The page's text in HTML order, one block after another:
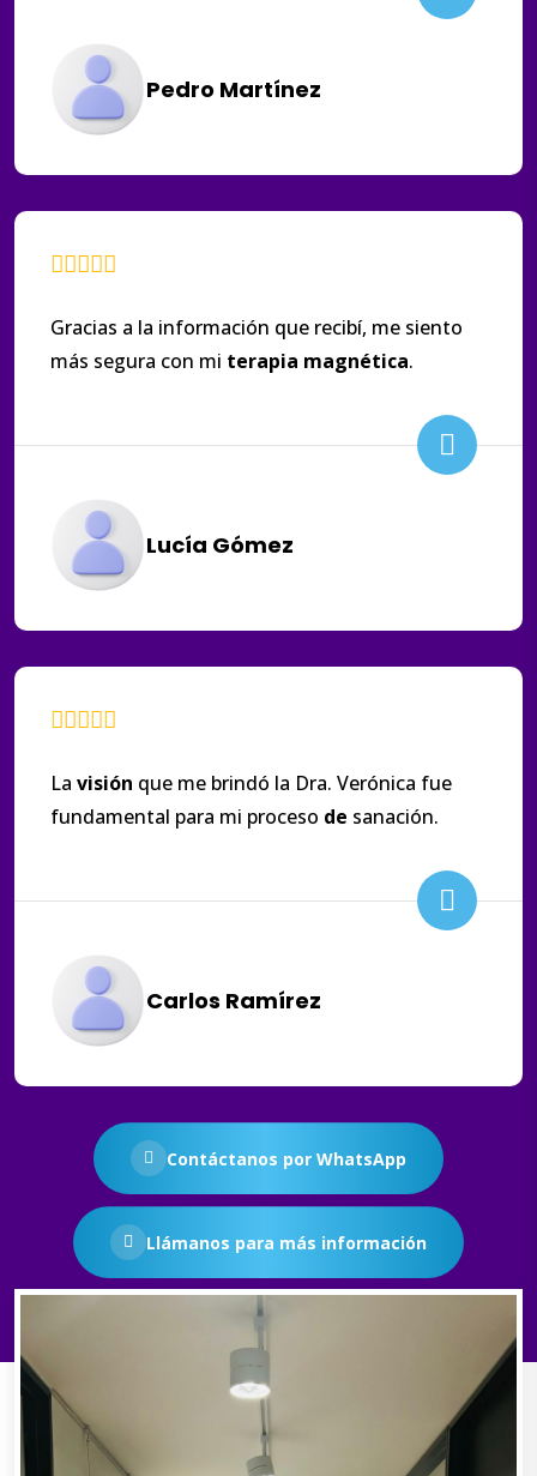
Pedro Martínez
Gracias a la información que recibí, me siento
más segura con mi terapia magnética.
Lucía Gómez
La visión que me brindó la Dra. Verónica fue
fundamental para mi proceso de sanación.
Carlos Ramírez
Contáctanos por WhatsApp
Llámanos para más información